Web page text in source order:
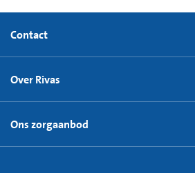
Contact
Over Rivas
Ons zorgaanbod